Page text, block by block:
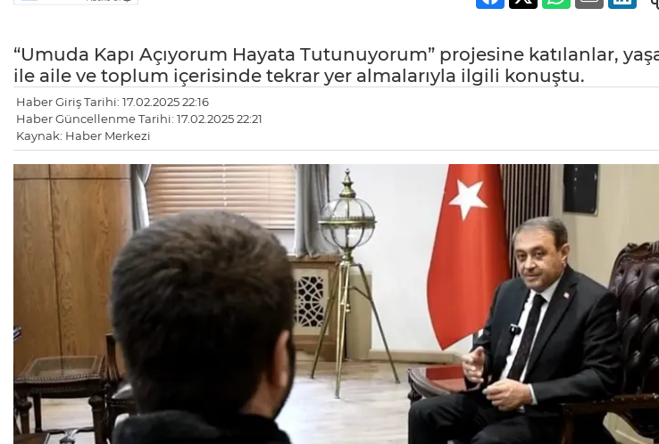
“Umuda Kapı Açıyorum Hayata Tutunuyorum” projesine katılanlar,
ile aile ve toplum içerisinde tekrar yer almalarıyla ilgili konuştu.
Haber Giriş Tarihi: 17.02.2025 22:16
Haber Güncellenme Tarihi: 17.02.2025 22:21
Kaynak: Haber Merkezi